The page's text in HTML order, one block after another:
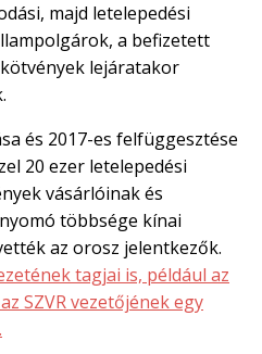
majd letelepedési
a befizetett
lejáratakor
és 2017-es felfüggesztése
20 ezer letelepedési
vásárlóinak és
többsége kínai
az orosz jelentkezők.
tagjai is, például az
SZVR vezetőjének egy